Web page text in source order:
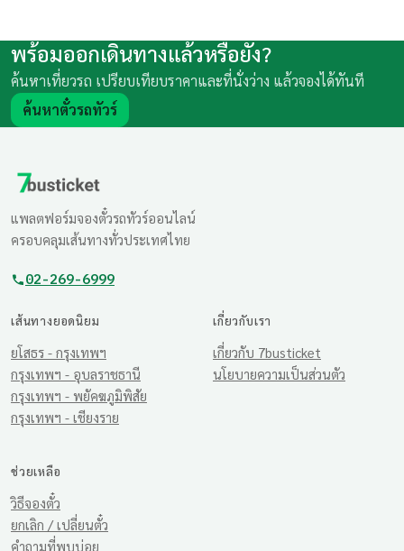
พร้อมออกเดินทางแล้วหรือยัง?
ค้นหาเที่ยวรถ เปรียบเทียบราคาและที่นั่งว่าง แล้วจองได้ทันที
ค้นหาตั๋วรถทัวร์
แพลตฟอร์มจองตั๋วรถทัวร์ออนไลน์
ครอบคลุมเส้นทางทั่วประเทศไทย
02-269-6999
ยโสธร - กรุงเทพฯ
กรุงเทพฯ - อุบลราชธานี
กรุงเทพฯ - พยัคฆภูมิพิสัย
กรุงเทพฯ - เชียงราย
เกี่ยวกับ 7busticket
นโยบายความเป็นส่วนตัว
วิธีจองตั๋ว
ยกเลิก / เปลี่ยนตั๋ว